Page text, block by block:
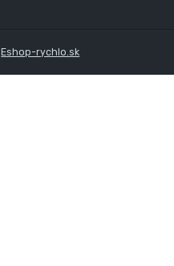
Eshop-rychlo.sk